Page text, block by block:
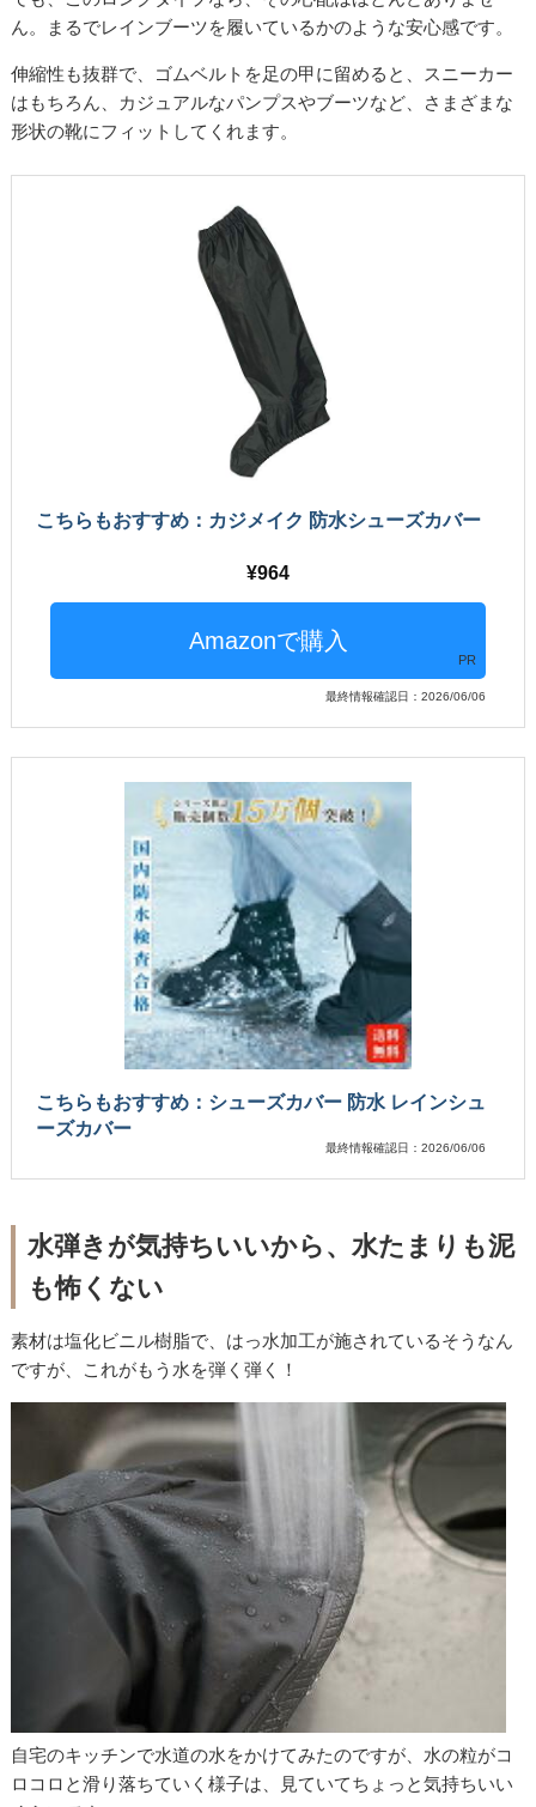
ん。まるでレインブーツを履いているかのような安心感です。
伸縮性も抜群で、ゴムベルトを足の甲に留めると、スニーカー
はもちろん、カジュアルなパンプスやブーツなど、さまざまな
形状の靴にフィットしてくれます。
こちらもおすすめ：カジメイク 防水シューズカバー
964
PR
最終情報確認日：2026/06/06
こちらもおすすめ：シューズカバー 防水 レインシュ
ーズカバー
最終情報確認日：2026/06/06
水弾きが気持ちいいから、水たまりも泥
も怖くない
素材は塩化ビニル樹脂で、はっ水加工が施されているそうなん
ですが、これがもう水を弾く弾く！
自宅のキッチンで水道の水をかけてみたのですが、水の粒がコ
ロコロと滑り落ちていく様子は、見ていてちょっと気持ちいい